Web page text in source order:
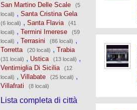
San Martino Delle Scale
(5
locali) , Santa Cristina Gela
(6 locali) , Santa Flavia
(41
locali) , Termini Imerese
(59
locali) , Terrasini (86 locali) ,
Torretta (20 locali) , Trabia
(31 locali) , Ustica (13 locali) ,
Ventimiglia Di Sicilia
(12
locali) , Villabate (25 locali) ,
Villafrati (8 locali)
Lista completa di città